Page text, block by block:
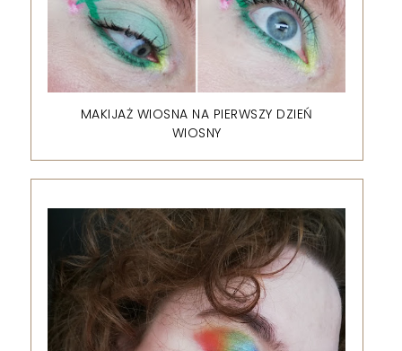
MAKIJAŻ WIOSNA NA PIERWSZY DZIEŃ
WIOSNY